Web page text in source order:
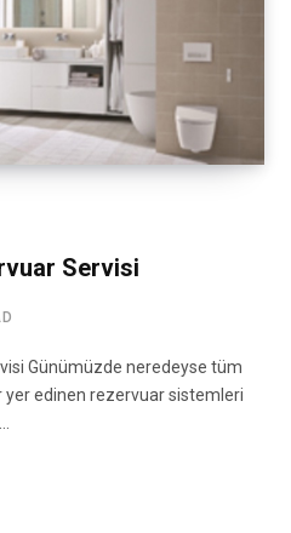
Servisi
Günümüzde neredeyse tüm
yer edinen rezervuar sistemleri